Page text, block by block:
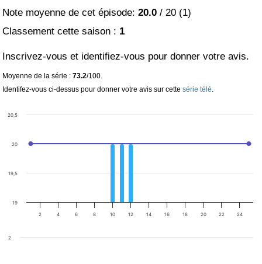
Note moyenne de cet épisode:20.0 / 20 (1)
Classement cette saison : 1
Inscrivez-vous et identifiez-vous pour donner votre avis.
Moyenne de la série :73.2/100.
Identifez-vous ci-dessus pour donner votre avis sur cettesérie télé
2 4 6 8 10 12 14 16 18 20 22 24
19
19,5
20
20,5
2